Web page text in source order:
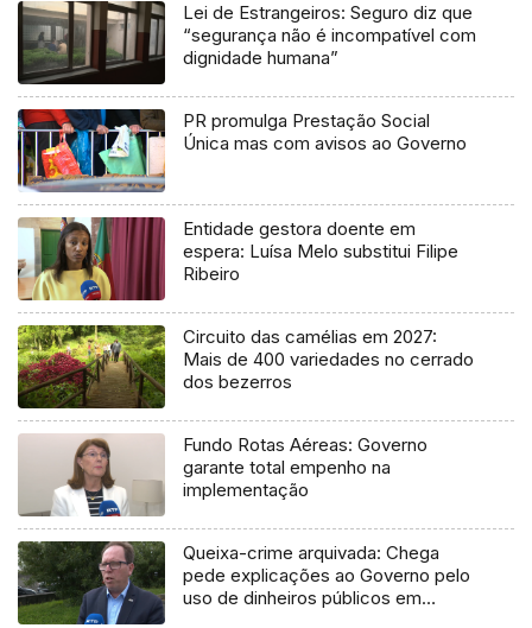
Lei de Estrangeiros: Seguro diz que
“segurança não é incompatível com
dignidade humana”
PR promulga Prestação Social
Única mas com avisos ao Governo
Entidade gestora doente em
espera: Luísa Melo substitui Filipe
Ribeiro
Circuito das camélias em 2027:
Mais de 400 variedades no cerrado
dos bezerros
Fundo Rotas Aéreas: Governo
garante total empenho na
implementação
Queixa-crime arquivada: Chega
pede explicações ao Governo pelo
uso de dinheiros públicos em